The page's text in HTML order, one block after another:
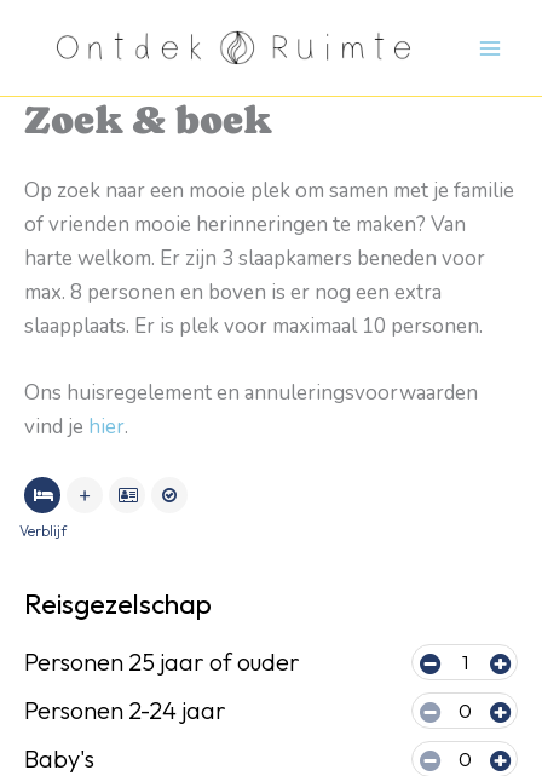
inhoud
Zoek & boek
Op zoek naar een mooie plek om samen met je familie
of vrienden mooie herinneringen te maken? Van
harte welkom. Er zijn 3 slaapkamers beneden voor
max. 8 personen en boven is er nog een extra
slaapplaats. Er is plek voor maximaal 10 personen.
Ons huisregelement en annuleringsvoorwaarden
vind je hier.
Verblijf
Reisgezelschap
Personen 25 jaar of ouder 1
Personen 2-24 jaar 0
Baby's 0